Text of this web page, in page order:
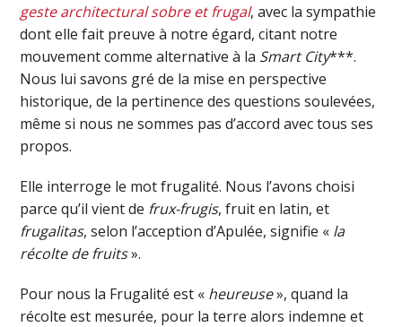
geste architectural sobre et frugal, avec la sympathie
dont elle fait preuve à notre égard, citant notre
mouvement comme alternative à la Smart City***.
Nous lui savons gré de la mise en perspective
historique, de la pertinence des questions soulevées,
même si nous ne sommes pas d’accord avec tous ses
propos.
Elle interroge le mot frugalité. Nous l’avons choisi
parce qu’il vient de frux-frugis, fruit en latin, et
frugalitas, selon l’acception d’Apulée, signifie « la
récolte de fruits».
Pour nous la Frugalité est « heureuse», quand la
récolte est mesurée, pour la terre alors indemne et